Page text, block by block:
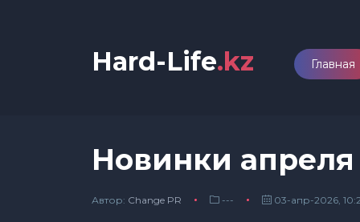
Hard-Life.kz Главная
Новинки
Автор: Сhange PR --- 03-апр-2026,